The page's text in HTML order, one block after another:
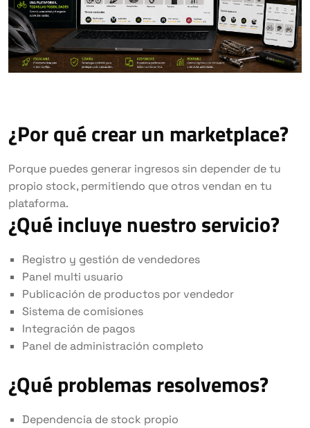
¿Por qué crear un marketplace?
Porque puedes generar ingresos sin depender de tu
propio stock, permitiendo que otros vendan en tu
plataforma.
¿Qué incluye nuestro servicio?
Registro y gestión de vendedores
Panel multi usuario
Publicación de productos por vendedor
Sistema de comisiones
Integración de pagos
Panel de administración completo
¿Qué problemas resolvemos?
Dependencia de stock propio